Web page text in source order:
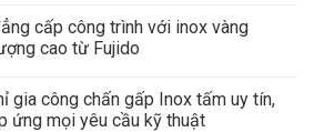
cấp công trình với inox vàng
cao từ Fujido
gia công chấn gấp Inox tấm uy tín,
ứng mọi yêu cầu kỹ thuật